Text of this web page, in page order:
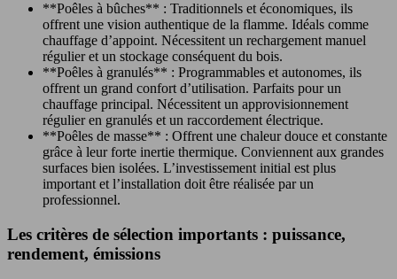
**Poêles à bûches** : Traditionnels et économiques, ils
offrent une vision authentique de la flamme. Idéals comme
chauffage d’appoint. Nécessitent un rechargement manuel
régulier et un stockage conséquent du bois.
**Poêles à granulés** : Programmables et autonomes, ils
offrent un grand confort d’utilisation. Parfaits pour un
chauffage principal. Nécessitent un approvisionnement
régulier en granulés et un raccordement électrique.
**Poêles de masse** : Offrent une chaleur douce et constante
grâce à leur forte inertie thermique. Conviennent aux grandes
surfaces bien isolées. L’investissement initial est plus
important et l’installation doit être réalisée par un
professionnel.
Les critères de sélection importants : puissance,
rendement, émissions